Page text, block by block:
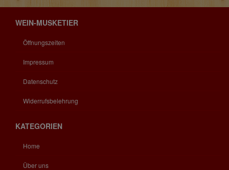
WEIN-MUSKETIER
Öffnungszeiten
Impressum
Datenschutz
Widerrufsbelehrung
KATEGORIEN
Home
Über uns